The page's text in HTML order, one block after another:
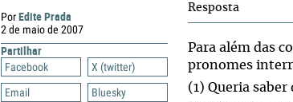
PorEdite Prada
2 de maio de 2007
Partilhar
Facebook
X (twitter)
Email
Bluesky
Resposta
Para além das
pronomes
(1) Queria